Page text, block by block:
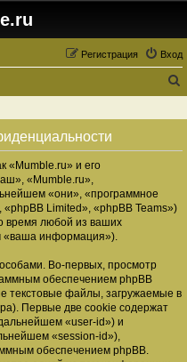
Вход
Регистрация
и
«Mumble.ru» и его
«Mumble.ru»,
«они», «программное
Limited», «phpBB Teams»)
время любой из ваших
«ваша информация»).
Во-первых, просмотр
обеспечением phpBB
текстовые файлы, загружаемые в
Первые две cookie содержат
«user-id») и
«session-id»),
обеспечением phpBB.